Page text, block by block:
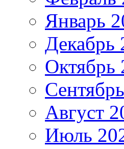
Январь
Декабрь
Октябрь
Август
Июль